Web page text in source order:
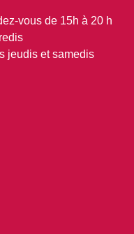
vous de 15h à 20 h
jeudis et samedis